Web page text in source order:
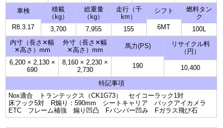
車検
R8.3.17
積載
（kg）
3,700
総重量
（kg）
7,955
走行（千
km）
155
シフト
6MT
燃料タン
ク
100L
内寸（長さ✕幅
✕高さ）mm
6,200 × 2,130 ×
690
外寸（長さ✕幅
✕高さ）mm
8,160 × 2,230 ×
2,730
馬力(PS)
190
リサイクル料
（円）
10,400
特記事項
Nox適合 トランテックス（CK1G73） セイコーラック1対
床フック5対 R煽り：590mm シートキャリア バックアイカメラ
ETC フレーム補強 煽り凹凸 Fバンパー凹み Fガラス飛び石